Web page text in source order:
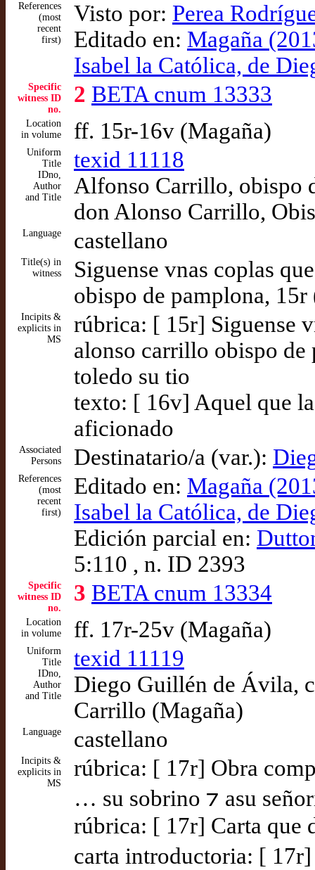
References
(most
recent
first)
Visto por: Perea
Editado en: Magaña
Isabel la Católica, de
Specific
witness ID
no.
2 BETA cnum 13333
Location
in volume
ff. 15r-16v (Magaña)
Uniform
Title
IDno,
Author
and Title
texid 11118
Alfonso Carrillo, obispo
don Alonso Carrillo,
Language castellano
Title(s) in
witness
Siguense vnas coplas
obispo de pamplona, 15r
Incipits &
explicits in
MS
rúbrica: [ 15r] Siguense
alonso carrillo obispo
toledo su tio
texto: [ 16v] Aquel que
aficionado
Associated
Persons
Destinatario/a (var.):
References
(most
recent
first)
Editado en: Magaña
Isabel la Católica, de
Edición parcial en:
5:110 , n. ID 2393
Specific
witness ID
no.
3 BETA cnum 13334
Location
in volume
ff. 17r-25v (Magaña)
Uniform
Title
IDno,
Author
and Title
texid 11119
Diego Guillén de Ávila,
Carrillo (Magaña)
Language castellano
Incipits &
explicits in
MS
rúbrica: [ 17r] Obra
… su sobrino ⁊ asu
rúbrica: [ 17r] Carta que
carta introductoria: [